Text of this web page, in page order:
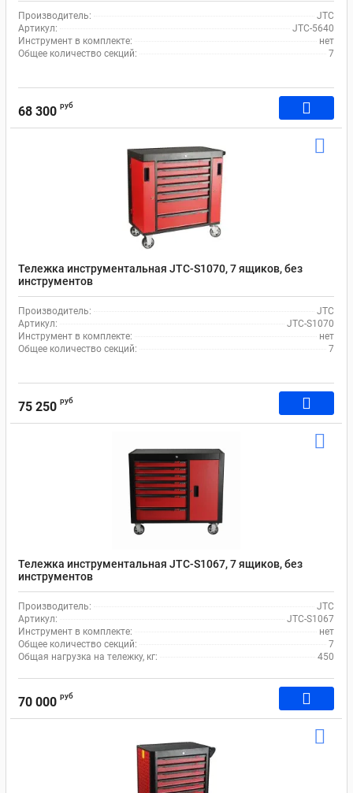
Производитель:
JTC
Артикул:
JTC-5640
Инструмент в комплекте:
нет
Общее количество секций:
7
68 300 руб
Тележка инструментальная JTC-S1070, 7 ящиков, без
инструментов
Производитель:
JTC
Артикул:
JTC-S1070
Инструмент в комплекте:
нет
Общее количество секций:
7
75 250 руб
Тележка инструментальная JTC-S1067, 7 ящиков, без
инструментов
Производитель:
JTC
Артикул:
JTC-S1067
Инструмент в комплекте:
нет
Общее количество секций:
7
Общая нагрузка на тележку, кг:
450
70 000 руб